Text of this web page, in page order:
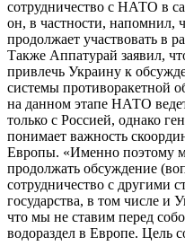
сотрудничество с НАТО в
он, в частности, напомнил,
продолжает участвовать в
Также Аппатурай заявил,
привлечь Украину к
системы противоракетной
на данном этапе НАТО
только с Россией, однако
понимает важность
Европы. «Именно поэтому
продолжать обсуждение
сотрудничество с другими
государства, в том числе и
что мы не ставим перед
водораздел в Европе. Цель